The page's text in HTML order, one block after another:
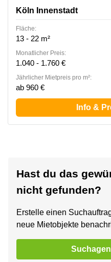
Köln Innenstadt
Fläche:
13 - 22 m²
Monatlicher Preis:
1.040 - 1.760 €
Jährlicher Mietpreis pro m²:
ab 960 €
Info &
Hast du das
nicht gefunden?
Erstelle einen
neue Mietobjekte